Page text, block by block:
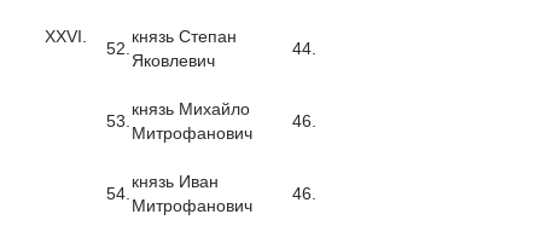
XXVI.
52.
князь Степан
Яковлевич
44.
53.
князь Михайло
Митрофанович
46.
54.
князь Иван
Митрофанович
46.